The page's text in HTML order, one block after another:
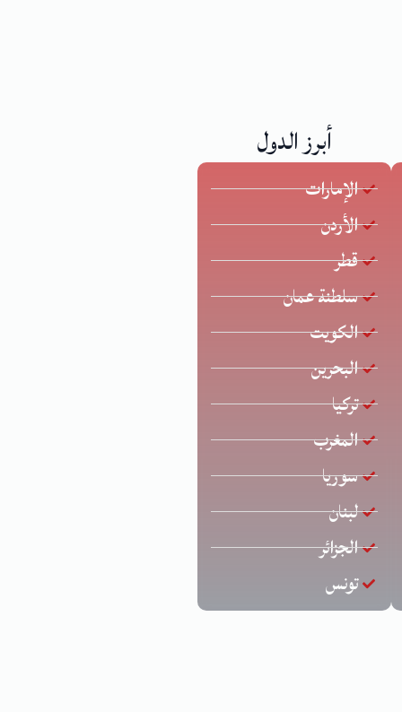
أبرز الدول
الإمارات
الأردن
قطر
سلطنة عمان
الكويت
البحرين
تركيا
المغرب
سوريا
لبنان
الجزائر
تونس